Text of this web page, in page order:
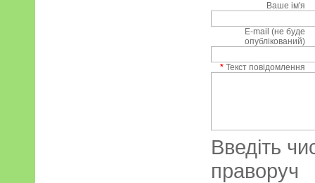
Ваше ім'я
E-mail (не буде
опублікований)
* Текст повідомлення
Введіть
праворуч